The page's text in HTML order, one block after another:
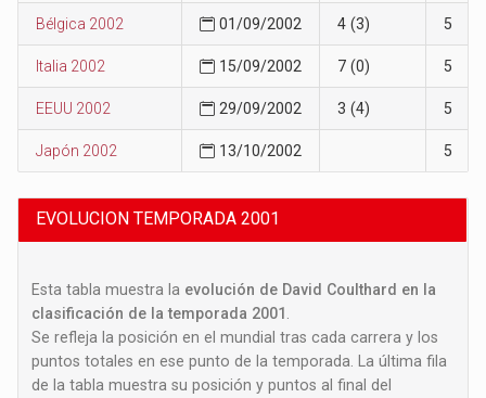
Bélgica 2002 01/09/2002 4 (3) 5
Italia 2002 15/09/2002 7 (0) 5
EEUU 2002 29/09/2002 3 (4) 5
Japón 2002 13/10/2002 5
EVOLUCION TEMPORADA 2001
Esta tabla muestra la evolución de David Coulthard en la
clasificación de la temporada 2001
Se refleja la posición en el mundial tras cada carrera y los
puntos totales en ese punto de la temporada. La última fila
de la tabla muestra su posición y puntos al final del